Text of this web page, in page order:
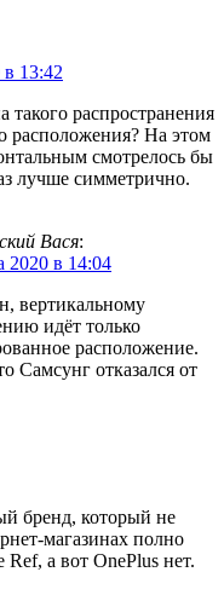
в 13:42
такого распространения
расположения? На этом
смотрелось бы
лучше симметрично.
Вася:
2020 в 14:04
вертикальному
идёт только
расположение.
Самсунг отказался от
бренд, который не
магазинах полно
а вот OnePlus нет.